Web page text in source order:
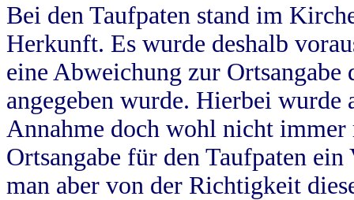
Bei den Taufpaten stand im
Herkunft. Es wurde deshalb
eine Abweichung zur
angegeben wurde. Hierbei wurde
Annahme doch wohl nicht
Ortsangabe für den Taufpaten
man aber von der Richtigkeit